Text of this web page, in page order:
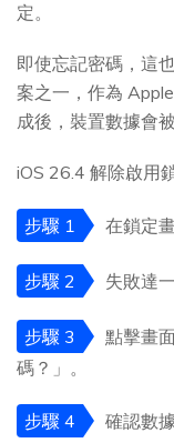
定。
即使忘記密碼，這
案之一，作為
成後，裝置數據會
iOS 26.4 解除啟用
步驟 1 在鎖定
步驟 2 失敗達
步驟 3
點擊畫
碼？」。
步驟 4 確認數